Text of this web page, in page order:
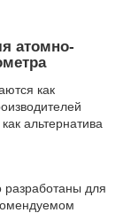
атомно-
как
альтернатива
для